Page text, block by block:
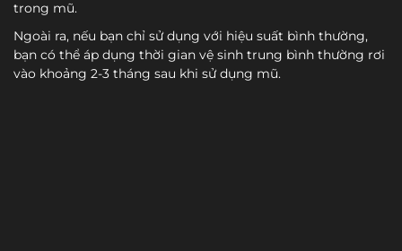
trong mũ.
Ngoài ra, nếu bạn chỉ sử dụng với hiệu suất bình thường,
bạn có thể áp dụng thời gian vệ sinh trung bình thường rơi
vào khoảng 2-3 tháng sau khi sử dụng mũ.